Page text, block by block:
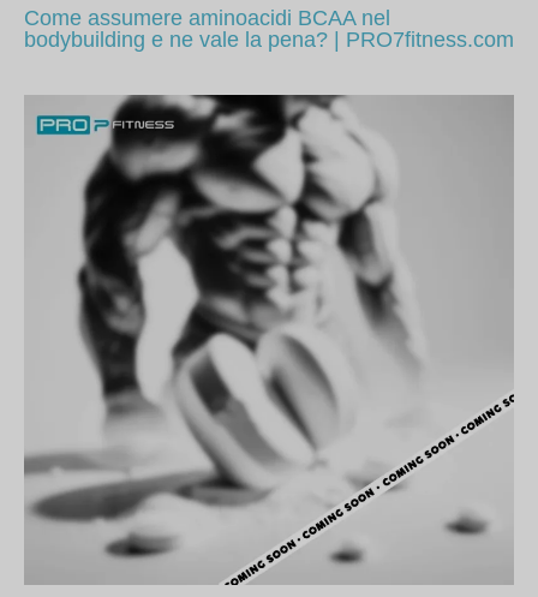
Come assumere aminoacidi BCAA nel
bodybuilding e ne vale la pena? | PRO7fitness.com